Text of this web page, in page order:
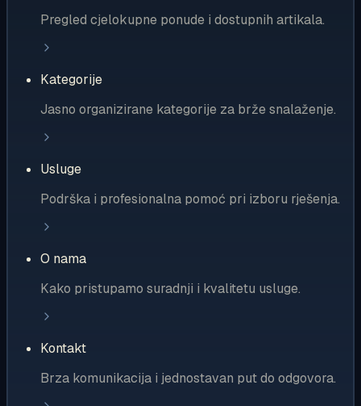
Pregled cjelokupne ponude i dostupnih artikala.
Kategorije
Jasno organizirane kategorije za brže snalaženje.
Usluge
Podrška i profesionalna pomoć pri izboru rješenja.
O nama
Kako pristupamo suradnji i kvalitetu usluge.
Kontakt
Brza komunikacija i jednostavan put do odgovora.